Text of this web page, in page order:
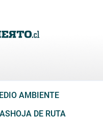
AMBIENTE
HOJA DE RUTA